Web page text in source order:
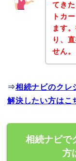
てき
トカ
ます
り、
せん。
⇒相続ナビのクレ
解決したい方はこ
相続ナビで
方